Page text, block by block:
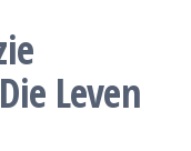
Leven